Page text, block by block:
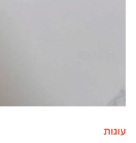
עוגות